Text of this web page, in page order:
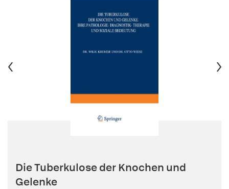
Die Tuberkulose der Knochen und
Gelenke